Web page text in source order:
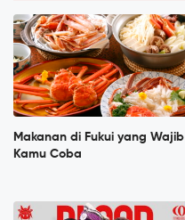
Makanan di Fukui yang Wajib
Kamu Coba